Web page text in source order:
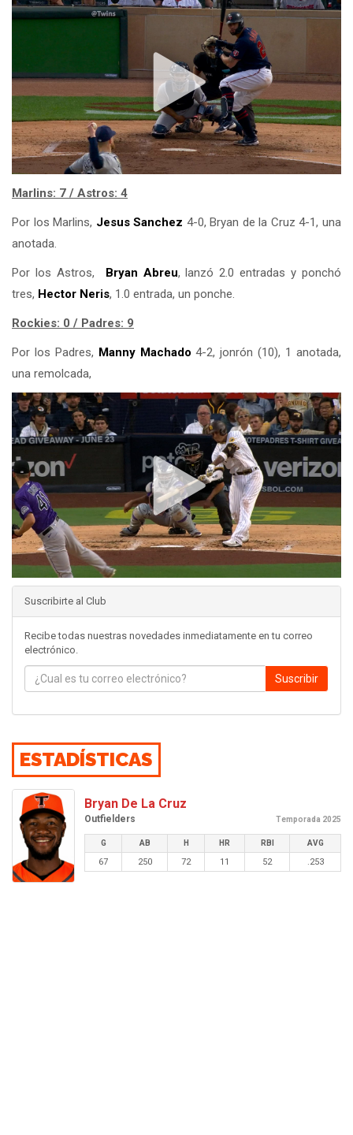
Marlins: 7 / Astros: 4
Por los Marlins, Jesus Sanchez 4-0, Bryan de la Cruz 4-1, una
anotada.
Por los Astros, Bryan Abreu, lanzó 2.0 entradas y ponchó
tres, Hector Neris, 1.0 entrada, un ponche.
Rockies: 0 / Padres: 9
Por los Padres, Manny Machado 4-2, jonrón (10), 1 anotada,
una remolcada,
Suscribirte al Club
Recibe todas nuestras novedades inmediatamente en tu correo
electrónico.
Suscribir
ESTADÍSTICAS
Bryan De La Cruz
Outfielders Temporada 2025
G AB H HR RBI AVG
67 250 72 11 52 .253